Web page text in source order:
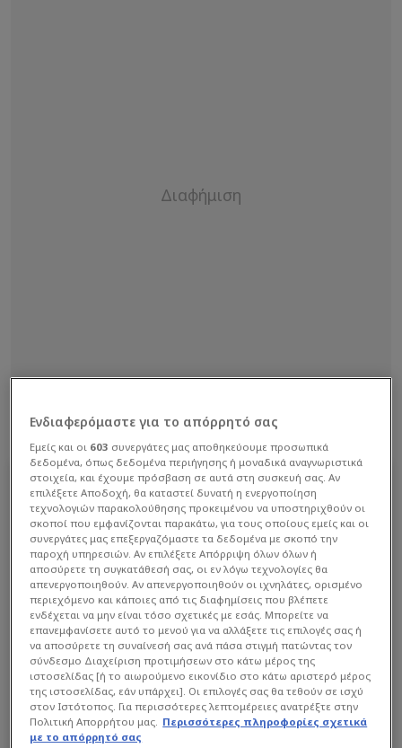
View this post on Instagram
Ενδιαφερόμαστε για το απόρρητό σας
Εμείς και οι 603 συνεργάτες μας αποθηκεύουμε προσωπικά
δεδομένα, όπως δεδομένα περιήγησης ή μοναδικά αναγνωριστικά
στοιχεία, και έχουμε πρόσβαση σε αυτά στη συσκευή σας. Αν
επιλέξετε Αποδοχή, θα καταστεί δυνατή η ενεργοποίηση
τεχνολογιών παρακολούθησης προκειμένου να υποστηριχθούν οι
σκοποί που εμφανίζονται παρακάτω, για τους οποίους εμείς και οι
συνεργάτες μας επεξεργαζόμαστε τα δεδομένα με σκοπό την
παροχή υπηρεσιών. Αν επιλέξετε Απόρριψη όλων όλων ή
αποσύρετε τη συγκατάθεσή σας, οι εν λόγω τεχνολογίες θα
απενεργοποιηθούν. Αν απενεργοποιηθούν οι ιχνηλάτες, ορισμένο
περιεχόμενο και κάποιες από τις διαφημίσεις που βλέπετε
ενδέχεται να μην είναι τόσο σχετικές με εσάς. Μπορείτε να
επανεμφανίσετε αυτό το μενού για να αλλάξετε τις επιλογές σας ή
να αποσύρετε τη συναίνεσή σας ανά πάσα στιγμή πατώντας τον
σύνδεσμο Διαχείριση προτιμήσεων στο κάτω μέρος της
ιστοσελίδας [ή το αιωρούμενο εικονίδιο στο κάτω αριστερό μέρος
της ιστοσελίδας, εάν υπάρχει]. Οι επιλογές σας θα τεθούν σε ισχύ
στον Ιστότοπος. Για περισσότερες λεπτομέρειες ανατρέξτε στην
Πολιτική Απορρήτου μας. Περισσότερες πληροφορίες σχετικά
με το απόρρητό σας